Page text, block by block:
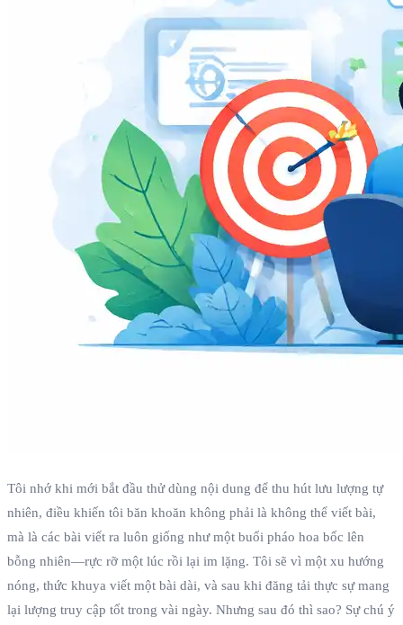
Tôi nhớ khi mới bắt đầu thử dùng nội dung để thu hút lưu lượng tự
nhiên, điều khiến tôi băn khoăn không phải là không thể viết bài,
mà là các bài viết ra luôn giống như một buổi pháo hoa bốc lên
bỗng nhiên—rực rỡ một lúc rồi lại im lặng. Tôi sẽ vì một xu hướng
nóng, thức khuya viết một bài dài, và sau khi đăng tải thực sự mang
lại lượng truy cập tốt trong vài ngày. Nhưng sau đó thì sao? Sự chú ý